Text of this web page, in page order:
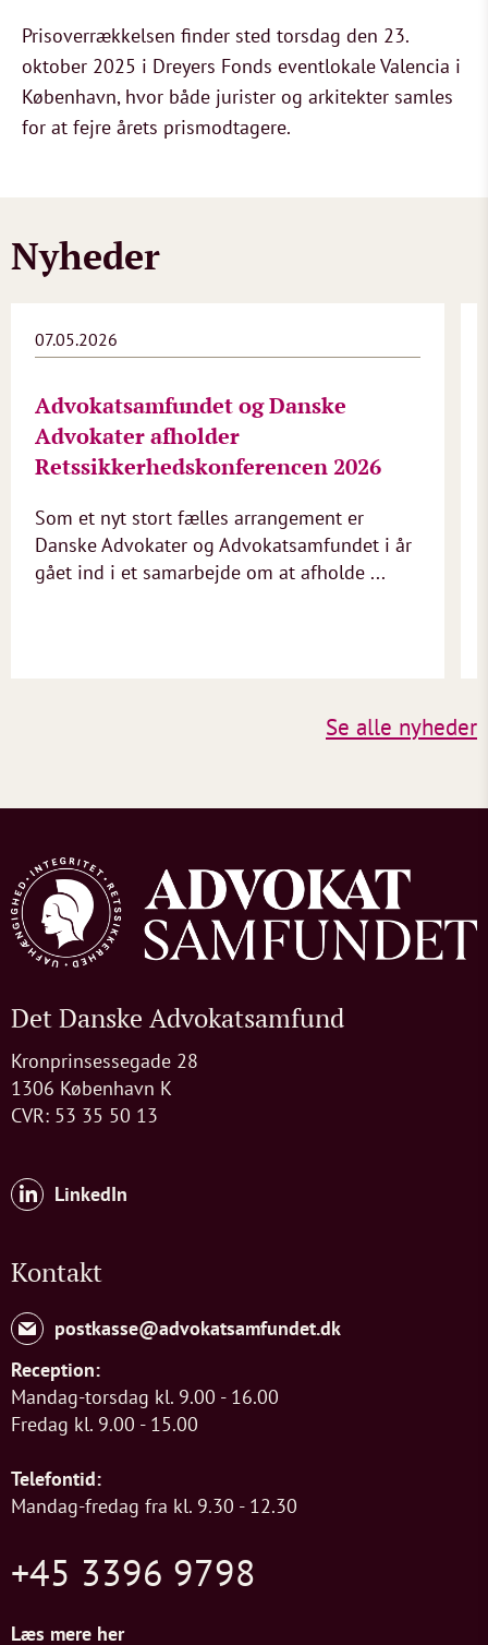
Prisoverrækkelsen finder sted torsdag den 23.
oktober 2025 i Dreyers Fonds eventlokale Valencia i
København, hvor både jurister og arkitekter samles
for at fejre årets prismodtagere.
Nyheder
07.05.2026
Advokatsamfundet og Danske
Advokater afholder
Retssikkerhedskonferencen 2026
Som et nyt stort fælles arrangement er
Danske Advokater og Advokatsamfundet i år
gået ind i et samarbejde om at afholde ...
Se alle nyheder
Det Danske Advokatsamfund
Kronprinsessegade 28
1306 København K
CVR: 53 35 50 13
LinkedIn
Kontakt
postkasse@advokatsamfundet.dk
Reception:
Mandag-torsdag kl. 9.00 - 16.00
Fredag kl. 9.00 - 15.00
Telefontid:
Mandag-fredag fra kl. 9.30 - 12.30
+45 3396 9798
Læs mere her